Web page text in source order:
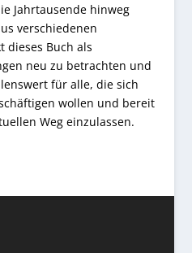
Jahrtausende hinweg
verschiedenen
dieses Buch als
neu zu betrachten und
für alle, die sich
wollen und bereit
Weg einzulassen.